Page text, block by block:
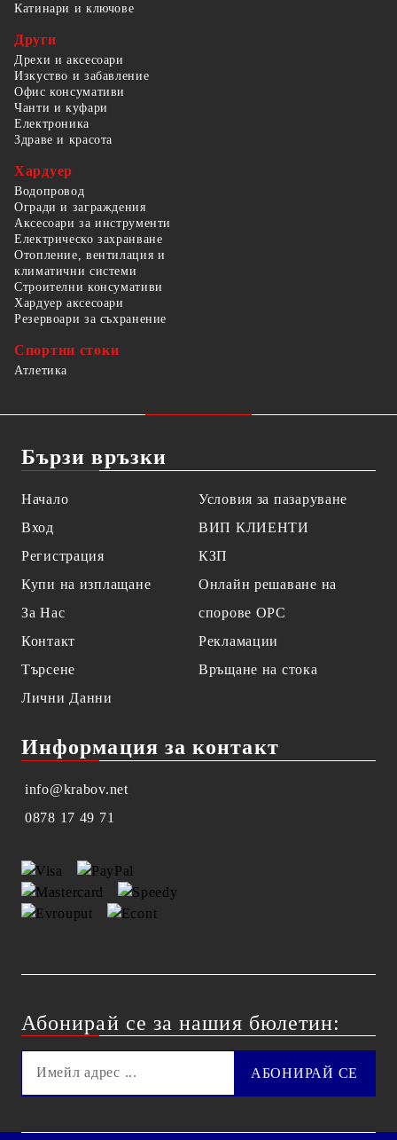
Катинари и ключове
Други
Дрехи и аксесоари
Изкуство и забавление
Офис консумативи
Чанти и куфари
Електроника
Здраве и красота
Хардуер
Водопровод
Огради и заграждения
Аксесоари за инструменти
Електрическо захранване
Отопление, вентилация и
климатични системи
Строителни консумативи
Хардуер аксесоари
Резервоари за съхранение
Спортни стоки
Атлетика
Бързи връзки
Начало
Вход
Регистрация
Купи на изплащане
За Нас
Контакт
Търсене
Лични Данни
Условия за пазаруване
ВИП КЛИЕНТИ
КЗП
Онлайн решаване на
спорове OPC
Рекламации
Връщане на стока
Информация за контакт
info@krabov.net
0878 17 49 71
Абонирай се за нашия бюлетин: